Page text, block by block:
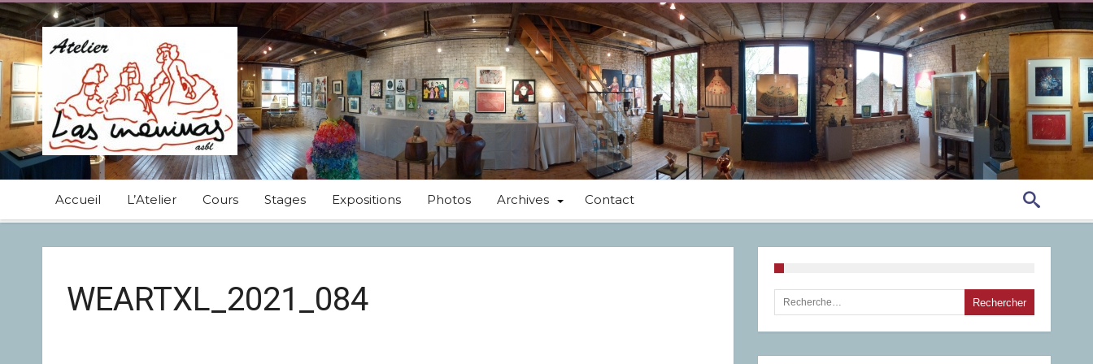
Accueil L’Atelier Cours Stages Expositions Photos Archives Contact
WEARTXL_2021_084 Rechercher :